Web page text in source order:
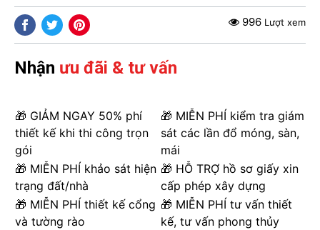
996 Lượt xem
Nhận ưu đãi & tư vấn
🎁 GIẢM NGAY 50% phí
thiết kế khi thi công trọn
gói
🎁 MIỄN PHÍ kiểm tra giám
sát các lần đổ móng, sàn,
mái
🎁 MIỄN PHÍ khảo sát hiện
trạng đất/nhà
🎁 HỖ TRỢ hồ sơ giấy xin
cấp phép xây dựng
🎁 MIỄN PHÍ thiết kế cổng
và tường rào
🎁 MIỄN PHÍ tư vấn thiết
kế, tư vấn phong thủy